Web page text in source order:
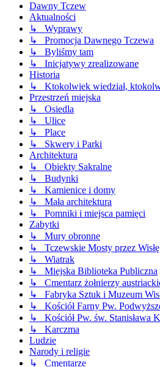
Dawny Tczew
Aktualności
↳ Wyprawy
↳ Promocja Dawnego Tczewa
↳ Byliśmy tam
↳ Inicjatywy zrealizowane
Historia
↳ Ktokolwiek wiedział,
Przestrzeń miejska
↳ Osiedla
↳ Ulice
↳ Place
↳ Skwery i Parki
Architektura
↳ Obiekty Sakralne
↳ Budynki
↳ Kamienice i domy
↳ Mała architektura
↳ Pomniki i miejsca pamięci
Zabytki
↳ Mury obronne
↳ Tczewskie Mosty przez Wisłę
↳ Wiatrak
↳ Miejska Biblioteka Publiczna
↳ Cmentarz żołnierzy
↳ Fabryka Sztuk i Muzeum
↳ Kościół Farny Pw.
↳ Kościół Pw. św. Stanisława
↳ Karczma
Ludzie
Narody i religie
↳ Cmentarze